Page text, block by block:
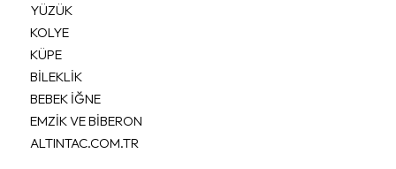
YÜZÜK
KOLYE
KÜPE
BİLEKLİK
BEBEK İĞNE
EMZİK VE BİBERON
ALTINTAC.COM.TR